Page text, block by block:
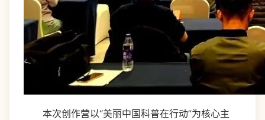
本次创作营以“美丽中国科普在行动”为核心主